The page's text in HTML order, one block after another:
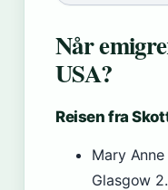
Når
USA?
Reisen fra
Mary
Glasgow